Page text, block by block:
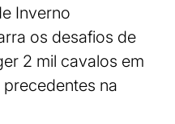
Inverno
os desafios de
2 mil cavalos em
na